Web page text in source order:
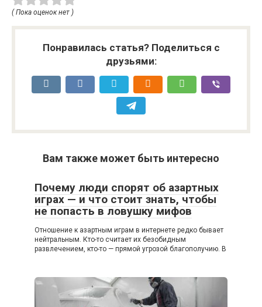
( Пока оценок нет )
Понравилась статья? Поделиться с
друзьями:
Вам также может быть интересно
Почему люди спорят об азартных
играх — и что стоит знать, чтобы
не попасть в ловушку мифов
Отношение к азартным играм в интернете редко бывает
нейтральным. Кто-то считает их безобидным
развлечением, кто-то — прямой угрозой благополучию. В